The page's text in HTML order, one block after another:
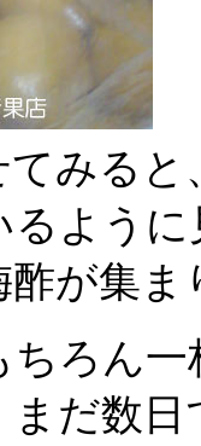
てみると
るよう
が集ま
ろん
だ数